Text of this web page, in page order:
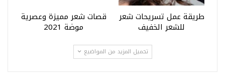
طريقة عمل تسريحات شعر
للشعر الخفيف
قصات شعر مميزة وعصرية
موضة 2021
تحميل المزيد من المواضيع